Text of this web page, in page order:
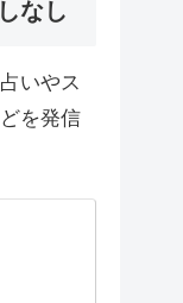
なし
いやス
を発信